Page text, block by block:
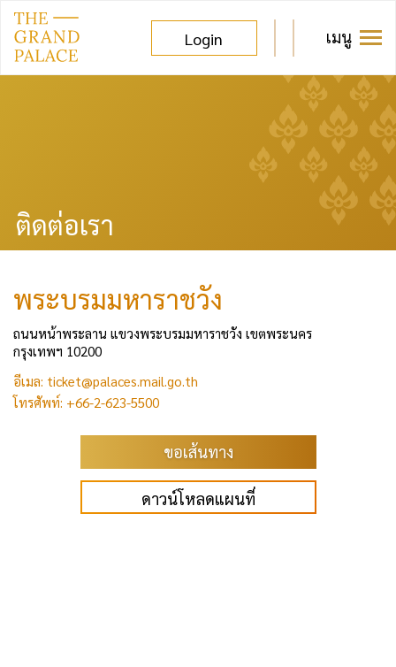
Login เมนู
ติดต่อเรา
พระบรมมหาราชวัง
ถนนหน้าพระลาน แขวงพระบรมมหาราชวัง เขตพระนคร
กรุงเทพฯ 10200
อีเมล: ticket@palaces.mail.go.th
โทรศัพท์: +66-2-623-5500
ขอเส้นทาง
ดาวน์โหลดแผนที่